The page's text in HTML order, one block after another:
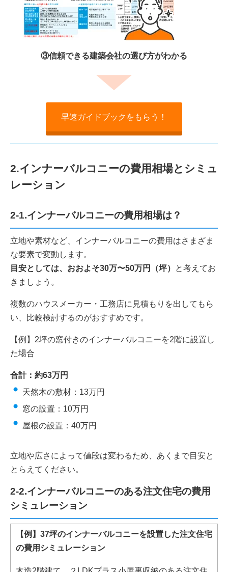
③信頼できる建築会社の選び方がわかる
早速ガイドブックをもらう！
2.インナーバルコニーの費用相場とシミュ
レーション
2-1.インナーバルコニーの費用相場は？
立地や素材など、インナーバルコニーの費用はさまざま
な要素で変動します。
目安としては、おおよそ30万〜50万円（坪）
と考えてお
きましょう。
複数のハウスメーカー・工務店に見積もりを出してもら
い、比較検討するのがおすすめです。
【例】2坪の窓付きのインナーバルコニーを2階に設置し
た場合
合計：約63万円
天然木の敷材：13万円
窓の設置：10万円
屋根の設置：40万円
立地や広さによって値段は変わるため、あくまで目安と
とらえてください。
2-2.インナーバルコニーのある注文住宅の費用
シミュレーション
【例】37坪のインナーバルコニーを設置した注文住宅
の費用シミュレーション